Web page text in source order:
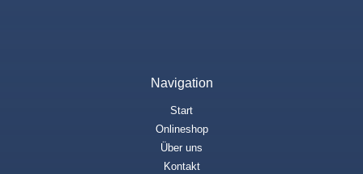
Navigation
Start
Onlineshop
Über uns
Kontakt